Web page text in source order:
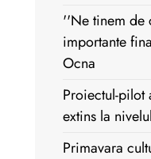
''Ne tinem de
importante
Ocna
Proiectul-pilot
extins la
Primavara